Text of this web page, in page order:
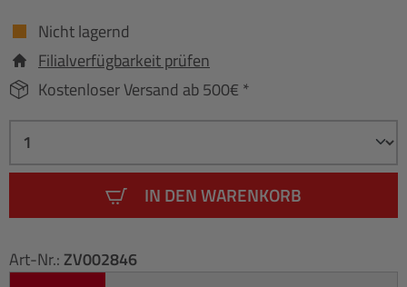
Nicht lagernd
Filialverfügbarkeit prüfen
Kostenloser Versand ab 500€ *
IN DEN WARENKORB
Art-Nr.: ZV002846